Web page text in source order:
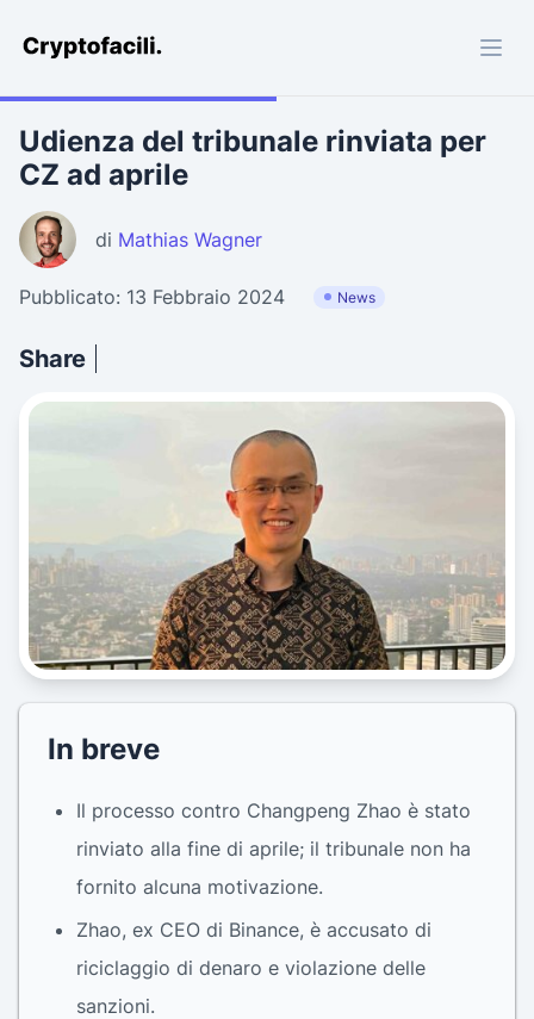
Cryptofacili.com
Udienza del tribunale rinviata per
CZ ad aprile
di Mathias Wagner
Pubblicato: 13 Febbraio 2024 News
Share
In breve
Il processo contro Changpeng Zhao è stato
rinviato alla fine di aprile; il tribunale non ha
fornito alcuna motivazione.
Zhao, ex CEO di Binance, è accusato di
riciclaggio di denaro e violazione delle
sanzioni.